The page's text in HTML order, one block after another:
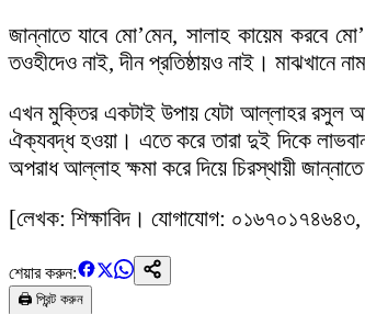
জান্নাতে যাবে মো’মেন, সালাহ কায়েম করবে
তওহীদেও নাই, দীন প্রতিষ্ঠায়ও নাই।
এখন মুক্তির একটাই উপায় যেটা আল্লাহর রসুল
ঐক্যবদ্ধ হওয়া। এতে করে তারা দুই দিকে
অপরাধ আল্লাহ ক্ষমা করে দিয়ে চিরস্থায়ী
[লেখক: শিক্ষাবিদ। যোগাযোগ:
শেয়ার করুন:
🖨️ প্রিন্ট করুন